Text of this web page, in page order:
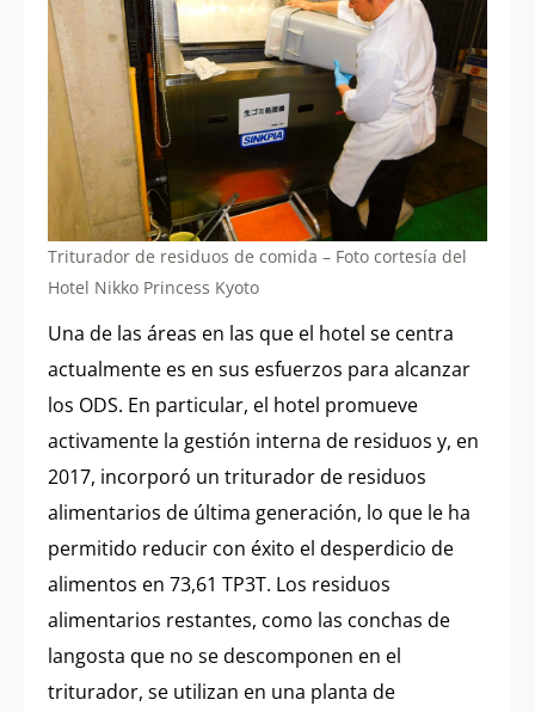
Triturador de residuos de comida – Foto cortesía del
Hotel Nikko Princess Kyoto
Una de las áreas en las que el hotel se centra
actualmente es en sus esfuerzos para alcanzar
los ODS. En particular, el hotel promueve
activamente la gestión interna de residuos y, en
2017, incorporó un triturador de residuos
alimentarios de última generación, lo que le ha
permitido reducir con éxito el desperdicio de
alimentos en 73,61 TP3T. Los residuos
alimentarios restantes, como las conchas de
langosta que no se descomponen en el
triturador, se utilizan en una planta de